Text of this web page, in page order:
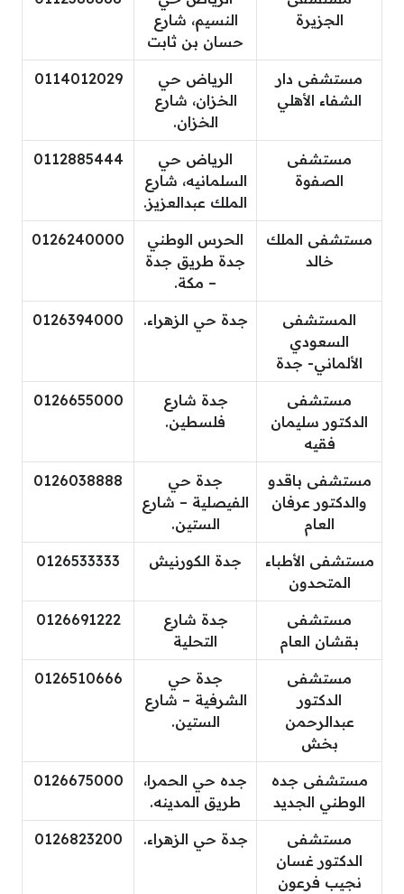
الجزيرة
النسيم، شارع
حسان بن ثابت
مستشفى دار
الشفاء الأهلي
الرياض حي
الخزان، شارع
الخزان.
0114012029
مستشفى
الصفوة
الرياض حي
السلمانيه، شارع
الملك عبدالعزيز.
0112885444
مستشفى الملك
خالد
الحرس الوطني
جدة طريق جدة
– مكة.
0126240000
المستشفى
السعودي
الألماني- جدة
جدة حي الزهراء. 0126394000
مستشفى
الدكتور سليمان
فقيه
جدة شارع
فلسطين.
0126655000
مستشفى باقدو
والدكتور عرفان
العام
جدة حي
الفيصلية – شارع
الستين.
0126038888
مستشفى الأطباء
المتحدون
جدة الكورنيش 0126533333
مستشفى
بقشان العام
جدة شارع
التحلية
0126691222
مستشفى
الدكتور
عبدالرحمن
بخش
جدة حي
الشرفية – شارع
الستين.
0126510666
مستشفى جده
الوطني الجديد
جده حي الحمرا،
طريق المدينه.
0126675000
مستشفى
الدكتور غسان
نجيب فرعون
جدة حي الزهراء. 0126823200